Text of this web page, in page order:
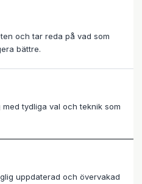
och tar reda på vad som
bättre.
tydliga val och teknik som
uppdaterad och övervakad